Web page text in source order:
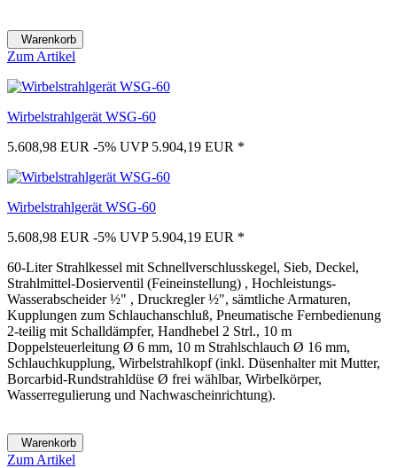
Warenkorb
Zum Artikel
Wirbelstrahlgerät WSG-60
5.608,98 EUR -5% UVP 5.904,19 EUR *
Wirbelstrahlgerät WSG-60
5.608,98 EUR -5% UVP 5.904,19 EUR *
60-Liter Strahlkessel mit Schnellverschlusskegel, Sieb, Deckel,
Strahlmittel-Dosierventil (Feineinstellung) , Hochleistungs-
Wasserabscheider ½" , Druckregler ½", sämtliche Armaturen,
Kupplungen zum Schlauchanschluß, Pneumatische Fernbedienung
2-teilig mit Schalldämpfer, Handhebel 2 Strl., 10 m
Doppelsteuerleitung Ø 6 mm, 10 m Strahlschlauch Ø 16 mm,
Schlauchkupplung, Wirbelstrahlkopf (inkl. Düsenhalter mit Mutter,
Borcarbid-Rundstrahldüse Ø frei wählbar, Wirbelkörper,
Wasserregulierung und Nachwascheinrichtung).
Warenkorb
Zum Artikel